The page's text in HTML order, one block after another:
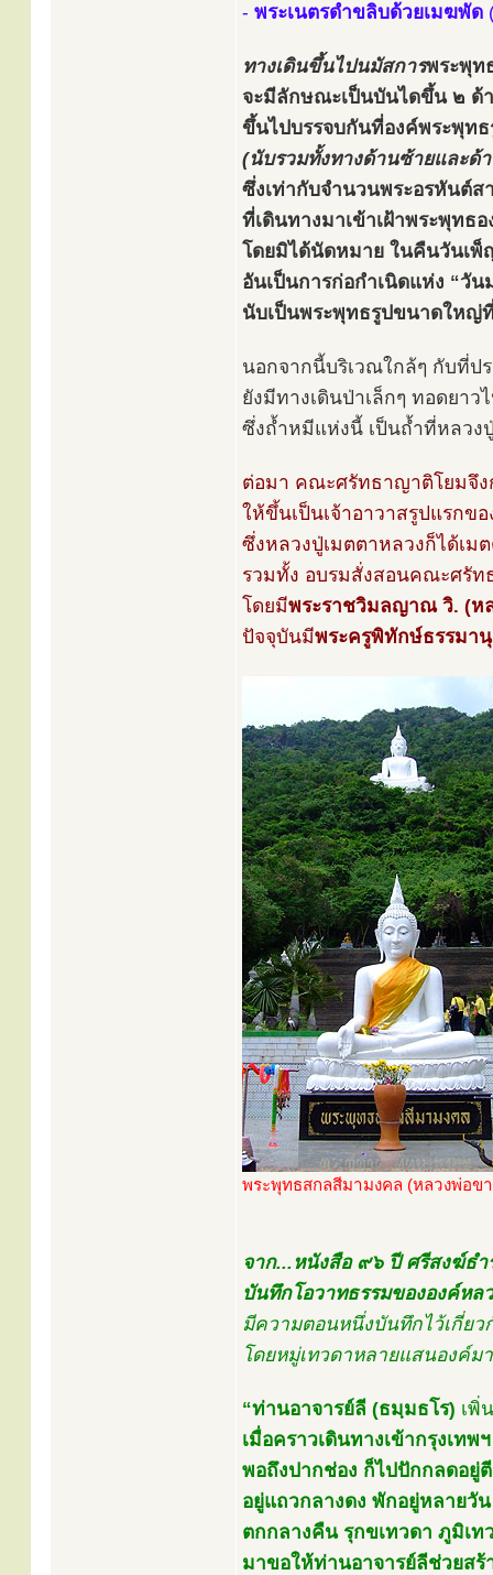
- พระเนตรดำขลิบด้วยเมฆพัด
ทางเดินขึ้นไปนมัสการพระพุท
จะมีลักษณะเป็นบันไดขึ้น ๒ ด้า
ขึ้นไปบรรจบกันที่องค์พระพุท
(นับรวมทั้งทางด้านซ้ายและด้
ซึ่งเท่ากับจำนวนพระอรหันต์
ที่เดินทางมาเข้าเฝ้าพระพุทธ
โดยมิได้นัดหมาย ในคืนวันเ
อันเป็นการก่อกำเนิดแห่ง “วั
นับเป็นพระพุทธรูปขนาดใหญ่
นอกจากนี้บริเวณใกล้ๆ กับที่
ยังมีทางเดินป่าเล็กๆ ทอดยาว
ซึ่งถ้ำหมีแห่งนี้ เป็นถ้ำที่หลวง
ต่อมา คณะศรัทธาญาติโยมจึ
ให้ขึ้นเป็นเจ้าอาวาสรูปแรกขอ
ซึ่งหลวงปู่เมตตาหลวงก็ได้เ
รวมทั้ง อบรมสั่งสอนคณะศรั
โดยมีพระราชวิมลญาณ วิ. (ห
ปัจจุบันมีพระครูพิทักษ์ธรรมา
พระพุทธสกลสีมามงคล (หลวงพ่อข
จาก...หนังสือ ๙๖ ปี ศรีสงฆ์ธ
บันทึกโอวาทธรรมขององค์ห
มีความตอนหนึ่งบันทึกไว้เกี่ยว
โดยหมู่เทวดาหลายแสนองค์ม
“ท่านอาจารย์ลี (ธมฺมธโร) เพิ่
เมื่อคราวเดินทางเข้ากรุงเทพ
พอถึงปากช่อง ก็ไปปักกลดอยู่
อยู่แถวกลางดง พักอยู่หลายวั
ตกกลางคืน รุกขเทวดา ภูมิเ
มาขอให้ท่านอาจารย์ลีช่วยสร้